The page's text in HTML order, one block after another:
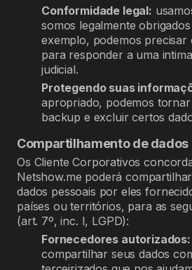
Conformidade legal:
somos legalmente
exemplo, podemos precisar
para responder a uma
judicial.
Protegendo suas
apropriado, podemos
backup e excluir certos
Compartilhamento de dados
Os Cliente Corporativos
Netshow.me poderá
dados pessoais por eles
países ou territórios, para as
(art. 7º, inc. I, LGPD):
Fornecedores autorizados:
compartilhar seus dados